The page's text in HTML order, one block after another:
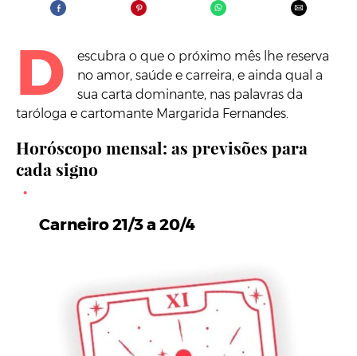
D
escubra o que o próximo mês lhe reserva
no amor, saúde e carreira, e ainda qual a
sua carta dominante, nas palavras da
taróloga e cartomante Margarida Fernandes.
Horóscopo mensal: as previsões para
cada signo
Carneiro 21/3 a 20/4